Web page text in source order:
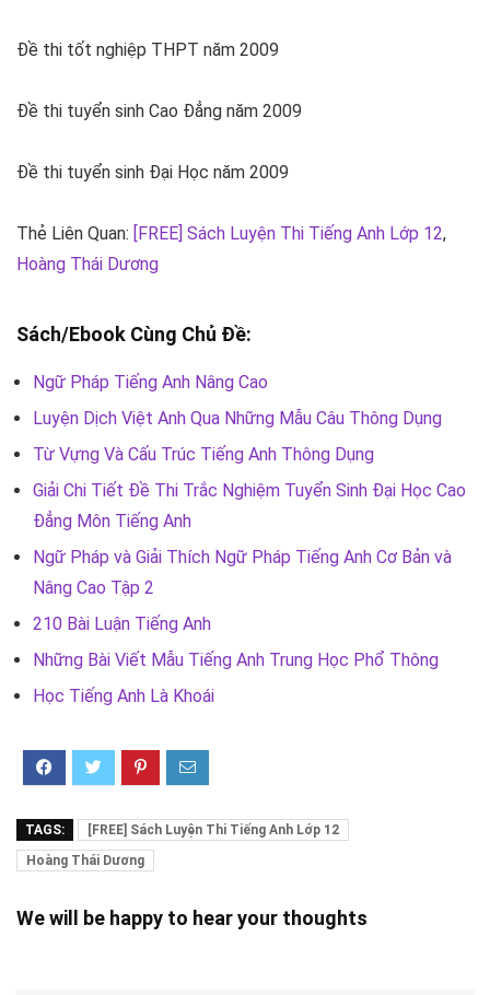
Đề thi tốt nghiệp THPT năm 2009
Đề thi tuyển sinh Cao Đẳng năm 2009
Đề thi tuyển sinh Đại Học năm 2009
Thẻ Liên Quan: [FREE] Sách Luyện Thi Tiếng Anh Lớp 12,
Hoàng Thái Dương
Sách/Ebook Cùng Chủ Đề:
Ngữ Pháp Tiếng Anh Nâng Cao
Luyện Dịch Việt Anh Qua Những Mẫu Câu Thông Dụng
Từ Vựng Và Cấu Trúc Tiếng Anh Thông Dụng
Giải Chi Tiết Đề Thi Trắc Nghiệm Tuyển Sinh Đại Học Cao
Đẳng Môn Tiếng Anh
Ngữ Pháp và Giải Thích Ngữ Pháp Tiếng Anh Cơ Bản và
Nâng Cao Tập 2
210 Bài Luận Tiếng Anh
Những Bài Viết Mẫu Tiếng Anh Trung Học Phổ Thông
Học Tiếng Anh Là Khoái
TAGS:
[FREE] Sách Luyện Thi Tiếng Anh Lớp 12
Hoàng Thái Dương
We will be happy to hear your thoughts